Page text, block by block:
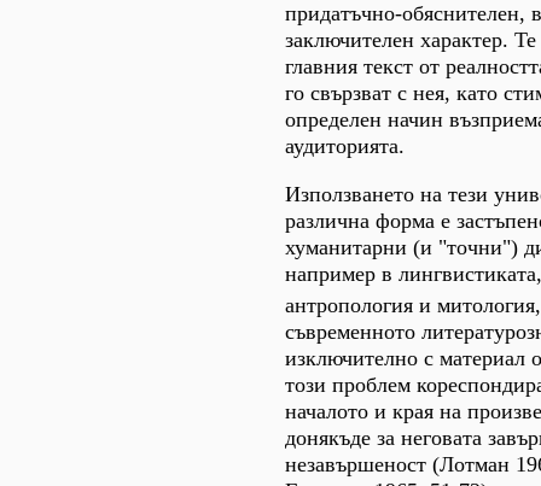
придатъчно-обяснителен,
заключителен характер.
главния текст от
го свързват с нея, като
определен начин
аудиторията.
Използването на тези
различна форма е
хуманитарни (и "точни")
например в
антропология и
съвременното
изключително с материал
този проблем
началото и края на
донякъде за неговата
незавършеност (Лотман